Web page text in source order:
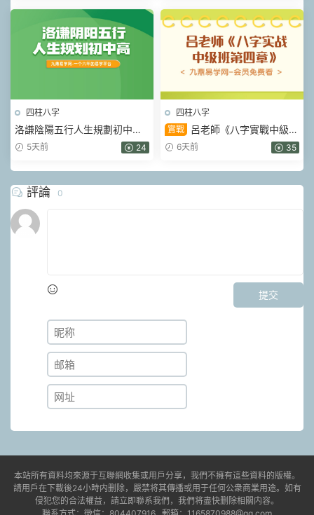
四柱八字
洛謙陰陽五行人生規劃初中高
階視頻3套
5天前 24
四柱八字
實戰
呂老師《八字實戰中級班
第四章》355集視頻
6天前 35
評論 0
提交
本站所有資料均來源于互聯網收集或用戶分享，我們不擁有這些資料的版權。
請用戶在下載後24小時内删除，嚴禁将其傳播或用于任何公衆商業用途。如有
侵犯您的合法權益，請立即聯系我們，我們将盡快删除相關内容。